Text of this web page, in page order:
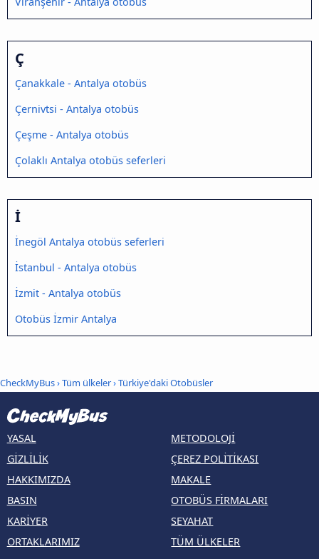
Ç
Çanakkale - Antalya otobüs
Çernivtsi - Antalya otobüs
Çeşme - Antalya otobüs
Çolaklı Antalya otobüs seferleri
İ
İnegöl Antalya otobüs seferleri
İstanbul - Antalya otobüs
İzmit - Antalya otobüs
Otobüs İzmir Antalya
CheckMyBus›Tüm ülkeler›Türkiye'daki Otobüsler
YASAL
GIZLILIK
HAKKIMIZDA
BASIN
KARIYER
ORTAKLARIMIZ
METODOLOJI
ÇEREZ POLITIKASI
MAKALE
OTOBÜS FIRMALARI
SEYAHAT
TÜM ÜLKELER